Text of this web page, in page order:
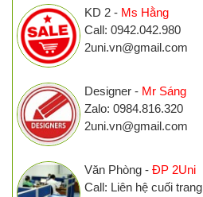
KD 2 - Ms Hằng
Call: 0942.042.980
2uni.vn@gmail.com
Designer - Mr Sáng
Zalo: 0984.816.320
2uni.vn@gmail.com
Văn Phòng - ĐP 2Uni
Call: Liên hệ cuối trang